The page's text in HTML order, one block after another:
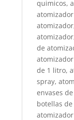
quimicos,
de
de 1 litro,
spray,
envases
botellas